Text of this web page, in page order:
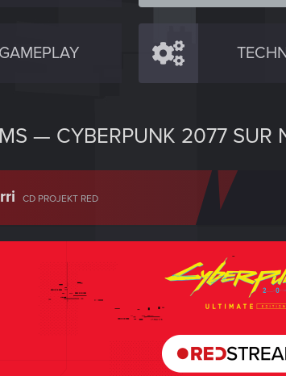
GAMEPLAY
— CYBERPUNK 2077 SUR
CD PROJEKT RED